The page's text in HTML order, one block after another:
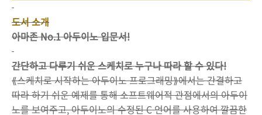
도서 소개
아마존 No.1 아두이노 입문서!
간단하고 다루기 쉬운 스케치로 누구나 따라 할 수 있다!
⟪스케치로 시작하는 아두이노 프로그래밍⟫에서는 간결하고
따라 하기 쉬운 예제를 통해 소프트웨어적 관점에서의 아두이
노를 보여주고, 아두이노의 수정된 C 언어를 사용하여 깔끔한